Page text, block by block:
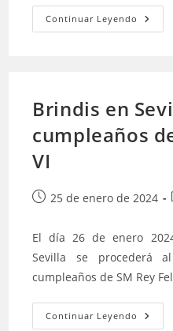
Continuar Leyendo
Sevilla
El
De
SM
Brindis en
cumpleaños
VI
Publicación
la
entrada:
25 de enero de 2024
El día 26 de enero
Sevilla se procederá
cumpleaños de SM Rey
Continuar Leyendo Brindis
En